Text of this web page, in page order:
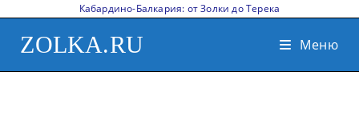
Кабардино-Балкария: от Золки до Терека
ZOLKA.RU Меню